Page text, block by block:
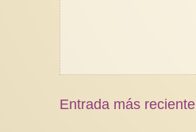
Entrada más reciente